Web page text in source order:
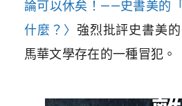
論可以休矣！——史書美的
什麼？〉 強烈批評史書美
馬華文學存在的一種冒犯。